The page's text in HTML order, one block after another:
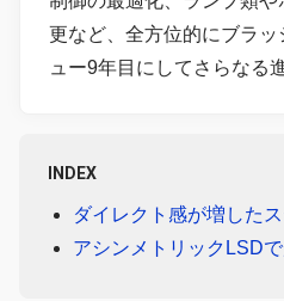
更など、全方位的にブラ
ュー9年目にしてさらなる
INDEX
ダイレクト感が増した
アシンメトリックLSD